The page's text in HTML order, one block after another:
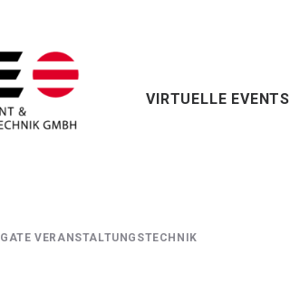
VIRTUELLE EVENTS
GATE VERANSTALTUNGSTECHNIK